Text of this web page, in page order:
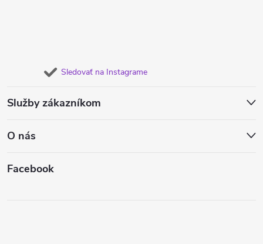
Sledovať na Instagrame
Služby zákazníkom
O nás
Facebook